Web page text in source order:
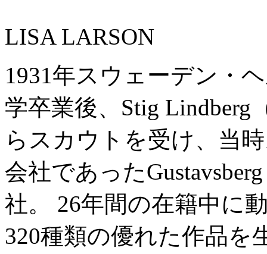
LISA LARSON
1931年スウェーデン・
学卒業後、Stig
らスカウトを受け、当
会社であった
社。 26年間の在籍中に
320種類の優れた作品を